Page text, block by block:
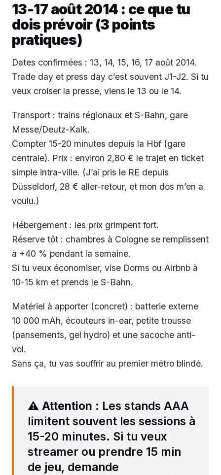
13-17 août 2014 : ce que tu
dois prévoir (3 points
pratiques)
Dates confirmées : 13, 14, 15, 16, 17 août 2014.
Trade day et press day c’est souvent J1-J2. Si tu
veux croiser la presse, viens le 13 ou le 14.
Transport : trains régionaux et S-Bahn, gare
Messe/Deutz-Kalk.
Compter 15-20 minutes depuis la Hbf (gare
centrale). Prix : environ 2,80 € le trajet en ticket
simple intra-ville. (J’ai pris le RE depuis
Düsseldorf, 28 € aller-retour, et mon dos m’en a
voulu.)
Hébergement : les prix grimpent fort.
Réserve tôt : chambres à Cologne se remplissent
à +40 % pendant la semaine.
Si tu veux économiser, vise Dorms ou Airbnb à
10-15 km et prends le S-Bahn.
Matériel à apporter (concret) : batterie externe
10 000 mAh, écouteurs in-ear, petite trousse
(pansements, gel hydro) et une sacoche anti-
vol.
Sans ça, tu vas souffrir au premier métro blindé.
⚠️ Attention : Les stands AAA
limitent souvent les sessions à
15-20 minutes. Si tu veux
streamer ou prendre 15 min
de jeu, demande